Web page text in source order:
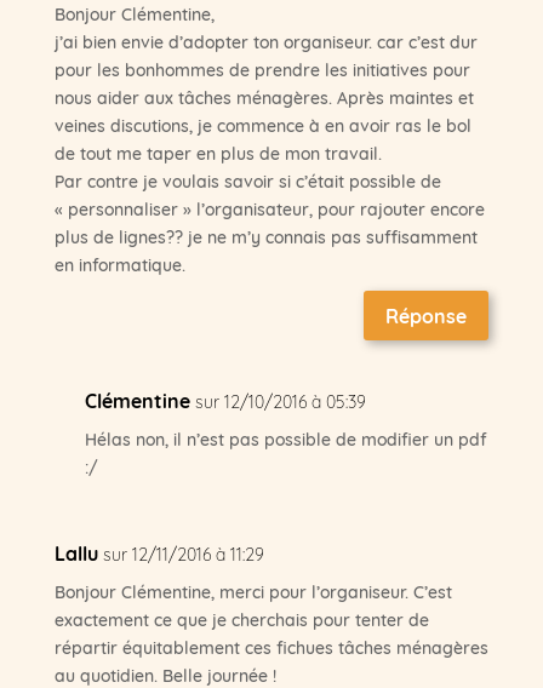
Bonjour Clémentine,
j’ai bien envie d’adopter ton organiseur. car c’est dur
pour les bonhommes de prendre les initiatives pour
nous aider aux tâches ménagères. Après maintes et
veines discutions, je commence à en avoir ras le bol
de tout me taper en plus de mon travail.
Par contre je voulais savoir si c’était possible de
« personnaliser » l’organisateur, pour rajouter encore
plus de lignes?? je ne m’y connais pas suffisamment
en informatique.
Réponse
Clémentine sur 12/10/2016 à 05:39
Hélas non, il n’est pas possible de modifier un pdf
:/
Lallu sur 12/11/2016 à 11:29
Bonjour Clémentine, merci pour l’organiseur. C’est
exactement ce que je cherchais pour tenter de
répartir équitablement ces fichues tâches ménagères
au quotidien. Belle journée !